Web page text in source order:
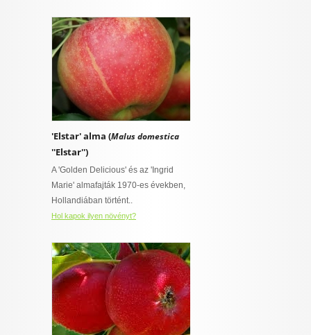
'Elstar' alma (Malus domestica
''Elstar'')
A 'Golden Delicious' és az 'Ingrid
Marie' almafajták 1970-es években,
Hollandiában történt..
Hol kapok ilyen növényt?